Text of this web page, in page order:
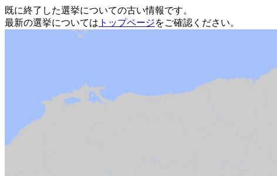
既に終了した選挙についての古い情報です。
最新の選挙については トップページをご確認ください。